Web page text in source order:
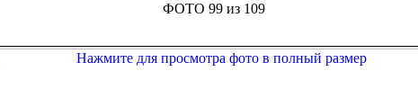
ФОТО 99 из 109